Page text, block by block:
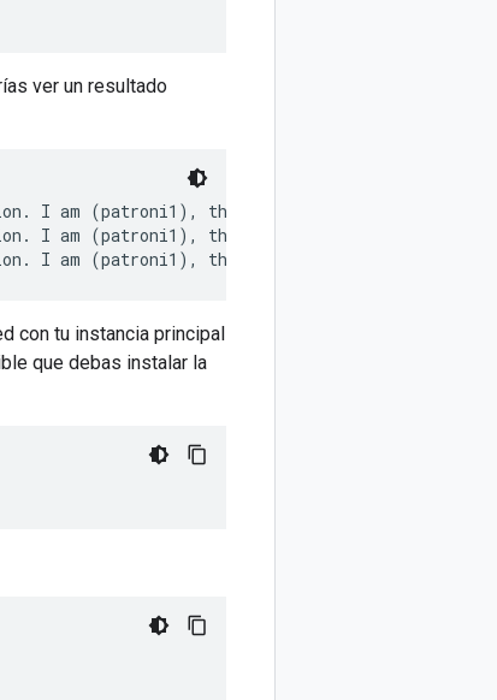
ver un resultado
I am (patroni1), the leader with the lock
I am (patroni1), the leader with the lock
con tu instancia principal
que debas instalar la